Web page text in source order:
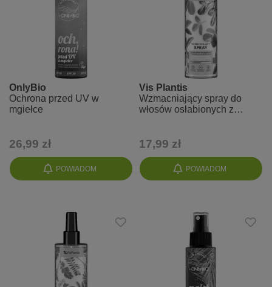
POWIADOM
OnlyBio
Ochrona przed UV w
mgiełce
26,99 zł
POWIADOM
Vis Plantis
Wzmacniający spray do
włosów osłabionych z
17,99 zł